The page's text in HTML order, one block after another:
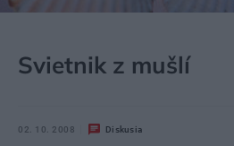
Svietnik z mušlí
02. 10. 2008 Diskusia